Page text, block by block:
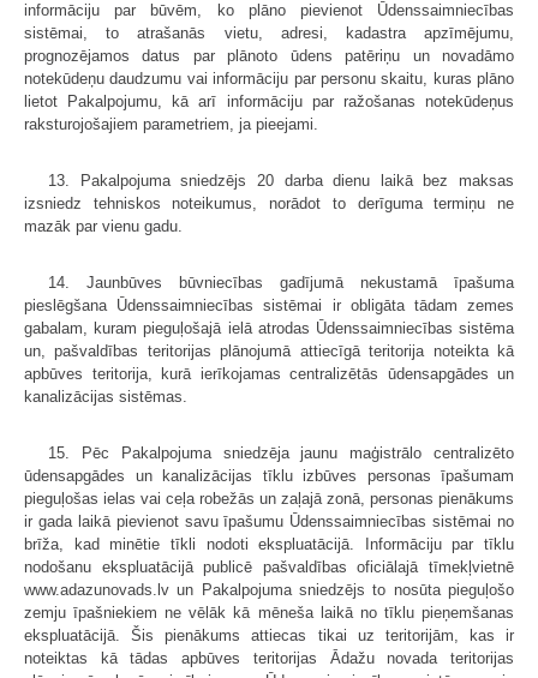
informāciju par būvēm, ko plāno pievienot Ūdenssaimniecības
sistēmai, to atrašanās vietu, adresi, kadastra apzīmējumu,
prognozējamos datus par plānoto ūdens patēriņu un novadāmo
notekūdeņu daudzumu vai informāciju par personu skaitu, kuras plāno
lietot Pakalpojumu, kā arī informāciju par ražošanas notekūdeņus
raksturojošajiem parametriem, ja pieejami.
13. Pakalpojuma sniedzējs 20 darba dienu laikā bez maksas
izsniedz tehniskos noteikumus, norādot to derīguma termiņu ne
mazāk par vienu gadu.
14. Jaunbūves būvniecības gadījumā nekustamā īpašuma
pieslēgšana Ūdenssaimniecības sistēmai ir obligāta tādam zemes
gabalam, kuram pieguļošajā ielā atrodas Ūdenssaimniecības sistēma
un, pašvaldības teritorijas plānojumā attiecīgā teritorija noteikta kā
apbūves teritorija, kurā ierīkojamas centralizētās ūdensapgādes un
kanalizācijas sistēmas.
15. Pēc Pakalpojuma sniedzēja jaunu maģistrālo centralizēto
ūdensapgādes un kanalizācijas tīklu izbūves personas īpašumam
pieguļošas ielas vai ceļa robežās un zaļajā zonā, personas pienākums
ir gada laikā pievienot savu īpašumu Ūdenssaimniecības sistēmai no
brīža, kad minētie tīkli nodoti ekspluatācijā. Informāciju par tīklu
nodošanu ekspluatācijā publicē pašvaldības oficiālajā tīmekļvietnē
www.adazunovads.lv un Pakalpojuma sniedzējs to nosūta pieguļošo
zemju īpašniekiem ne vēlāk kā mēneša laikā no tīklu pieņemšanas
ekspluatācijā. Šis pienākums attiecas tikai uz teritorijām, kas ir
noteiktas kā tādas apbūves teritorijas Ādažu novada teritorijas